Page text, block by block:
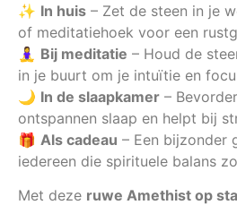
✨ In huis – Zet de steen in je
of meditatiehoek voor een
🧘‍♀️ Bij meditatie – Houd de
in je buurt om je intuïtie en
🌙 In de slaapkamer –
ontspannen slaap en helpt bij
🎁 Als cadeau – Een bijzonder
iedereen die spirituele balans
Met deze ruwe Amethist op